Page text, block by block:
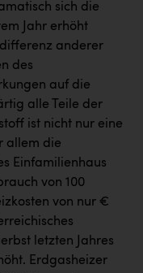
sich die
Jahr erhöht
anderer
des
auf die
alle Teile der
ist nicht nur eine
allem die
Einfamilienhaus
von 100
von nur €
letzten Jahres
Erdgasheizer